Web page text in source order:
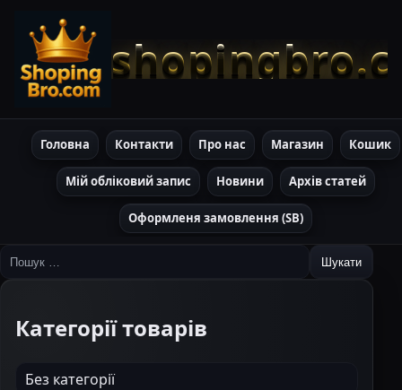
Головна Контакти Про нас Магазин Кошик
Мій обліковий запис Новини Архів статей
Оформленя замовлення (SB)
Пошук:
Категорії товарів
Без категорії